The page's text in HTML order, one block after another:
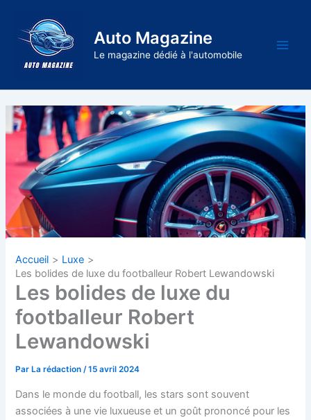
contenu
Auto Magazine
Le magazine dédié à l'automobile
Accueil
Luxe
Les bolides de luxe du footballeur Robert Lewandowski
Les bolides de luxe du
footballeur Robert
Lewandowski
Par La rédaction/15 avril 2024
Dans le monde du football, les stars sont souvent
associées à une vie luxueuse et un goût prononcé pour les